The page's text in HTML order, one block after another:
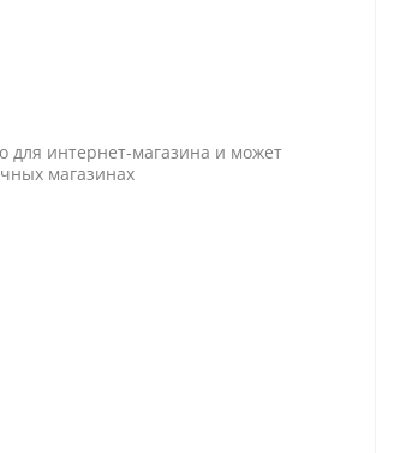
для интернет-магазина и может
магазинах